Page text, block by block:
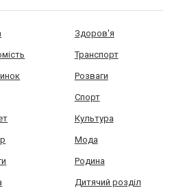
Здоров'я
Транспорт
Розваги
Спорт
Культура
Мода
Родина
Дитячий розділ